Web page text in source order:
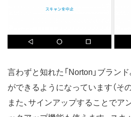
言わずと知れた「Norton」ブラン
ができるようになっています（そ
また、サインアップすることでア